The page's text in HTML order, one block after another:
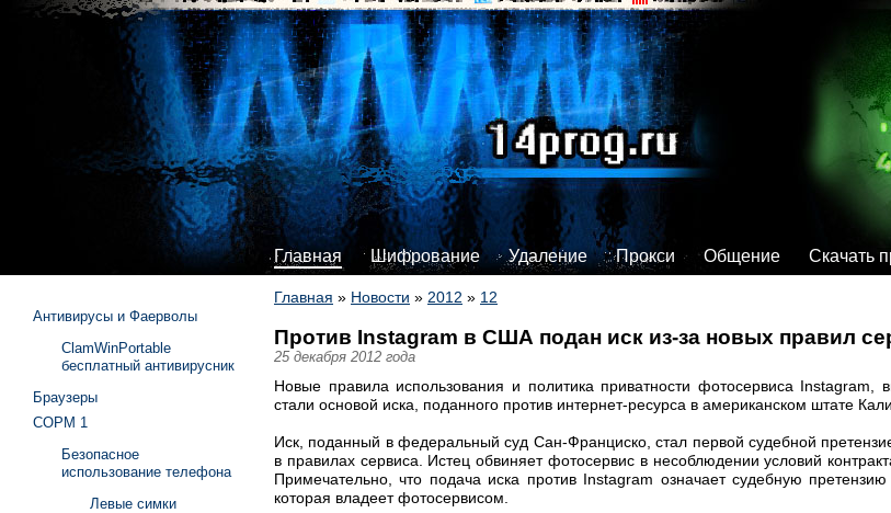
Главная Шифрование Удаление Прокси Общение Скачать
Главная » Новости » 2012 » 12
Против Instagram в США подан иск из-за новых правил
25 декабря 2012 года
Новые правила использования и политика приватности фотосервиса Instagram,
стали основой иска, поданного против интернет-ресурса в американском штате
Иск, поданный в федеральный суд Сан-Франциско, стал первой судебной
в правилах сервиса. Истец обвиняет фотосервис в несоблюдении условий
Примечательно, что подача иска против Instagram означает судебную
которая владеет фотосервисом.
Антивирусы и Фаерволы
ClamWinPortable
бесплатный антивирусник
Браузеры
СОРМ 1
Безопасное
использование телефона
Левые симки